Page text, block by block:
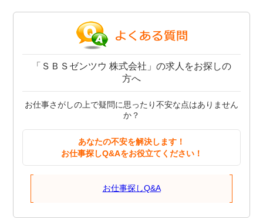
「ＳＢＳゼンツウ 株式会社」の求人をお探しの
方へ
お仕事さがしの上で疑問に思ったり不安な点はありません
か？
あなたの不安を解決します！
お仕事探しQ&Aをお役立てください！
お仕事探しQ&A